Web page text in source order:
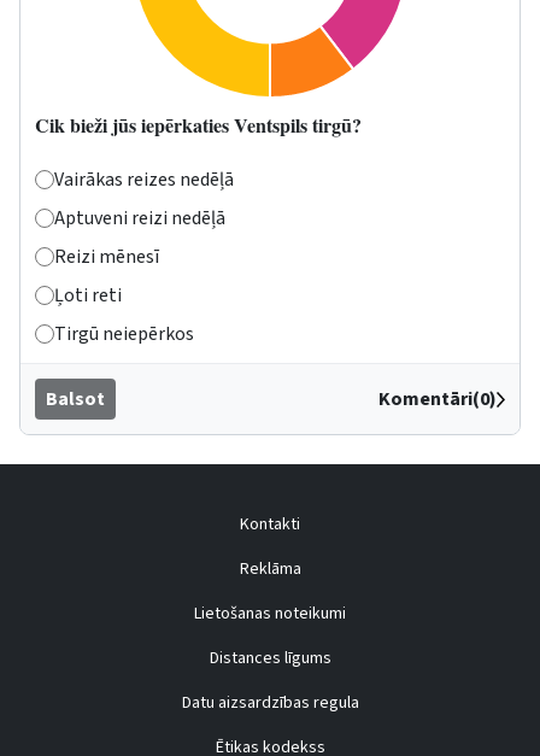
Cik bieži jūs iepērkaties Ventspils tirgū?
Vairākas reizes nedēļā
Aptuveni reizi nedēļā
Reizi mēnesī
Ļoti reti
Tirgū neiepērkos
Balsot Komentāri(0)
Kontakti
Reklāma
Lietošanas noteikumi
Distances līgums
Datu aizsardzības regula
Ētikas kodekss